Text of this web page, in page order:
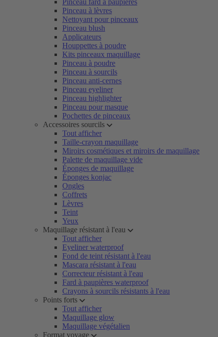
Pinceau fard à paupières
Pinceau à lèvres
Nettoyant pour pinceaux
Pinceau blush
Applicateurs
Houppettes à poudre
Kits pinceaux maquillage
Pinceau à poudre
Pinceau à sourcils
Pinceau anti-cernes
Pinceau eyeliner
Pinceau highlighter
Pinceau pour masque
Pochettes de pinceaux
Accessoires sourcils
Tout afficher
Taille-crayon maquillage
Miroirs cosmétiques et miroirs de maquillage
Palette de maquillage vide
Éponges de maquillage
Éponges konjac
Ongles
Coffrets
Lèvres
Teint
Yeux
Maquillage résistant à l'eau
Tout afficher
Eyeliner waterproof
Fond de teint résistant à l'eau
Mascara résistant à l'eau
Correcteur résistant à l'eau
Fard à paupières waterproof
Crayons à sourcils résistants à l'eau
Points forts
Tout afficher
Maquillage glow
Maquillage végétalien
Format voyage